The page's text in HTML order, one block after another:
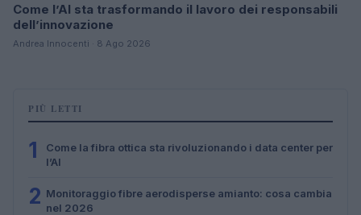
Come l’AI sta trasformando il lavoro dei responsabili
dell’innovazione
Andrea Innocenti · 8 Ago 2026
PIÙ LETTI
1
Come la fibra ottica sta rivoluzionando i data center per
l’AI
2 Monitoraggio fibre aerodisperse amianto: cosa cambia
nel 2026